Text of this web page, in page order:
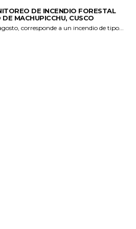
DE INCENDIO FORESTAL
MACHUPICCHU, CUSCO
corresponde a un incendio de tipo...